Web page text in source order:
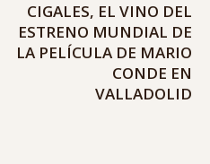
CIGALES, EL VINO DEL
ESTRENO MUNDIAL DE
LA PELÍCULA DE MARIO
CONDE EN
VALLADOLID